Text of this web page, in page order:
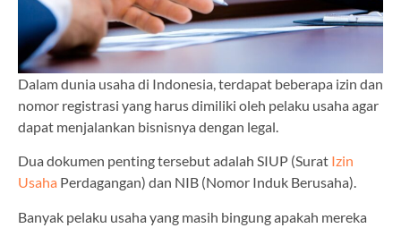
Dalam dunia usaha di Indonesia, terdapat beberapa izin dan
nomor registrasi yang harus dimiliki oleh pelaku usaha agar
dapat menjalankan bisnisnya dengan legal.
Dua dokumen penting tersebut adalah SIUP (Surat Izin
Usaha Perdagangan) dan NIB (Nomor Induk Berusaha).
Banyak pelaku usaha yang masih bingung apakah mereka